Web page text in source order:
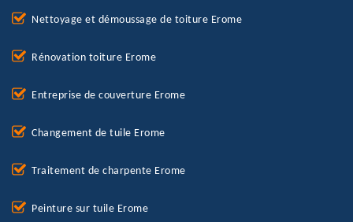
Nettoyage et démoussage de toiture Erome
Rénovation toiture Erome
Entreprise de couverture Erome
Changement de tuile Erome
Traitement de charpente Erome
Peinture sur tuile Erome